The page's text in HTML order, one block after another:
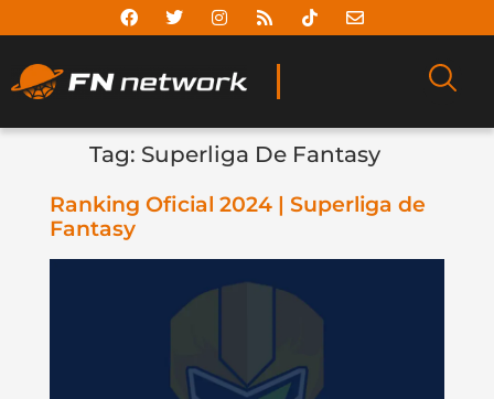
Tag: Superliga De Fantasy
Ranking Oficial 2024 | Superliga de
Fantasy